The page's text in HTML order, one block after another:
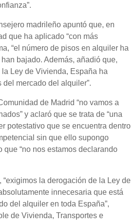
madrileño apuntó que, en
que ha aplicado “con más
“el número de pisos en alquiler ha
bajado. Además, añadió que,
la Ley de Vivienda, España ha
mercado del alquiler”.
de Madrid “no vamos a
y aclaró que se trata de “una
potestativo que se encuentra dentro
sin que ello supongo
que “no nos estamos declarando
“exigimos la derogación de la Ley de
innecesaria que está
del alquiler en toda España”,
de Vivienda, Transportes e